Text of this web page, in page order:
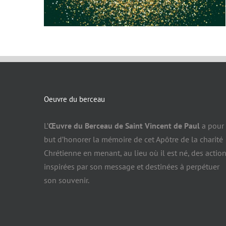
Oeuvre du berceau
L’Œuvre du Berceau de Saint Vincent de Paul a pour
but d’honorer la mémoire de cet Apôtre de la charité
Chrétienne en menant, au lieu où il est né, des
inspirées par son message et destinées à perpétuer
son souvenir.